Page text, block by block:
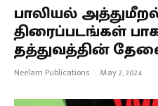
பாலியல்
திரைப்படங்கள்
தத்துவத்தின்
Neelam Publications · May 2, 2024